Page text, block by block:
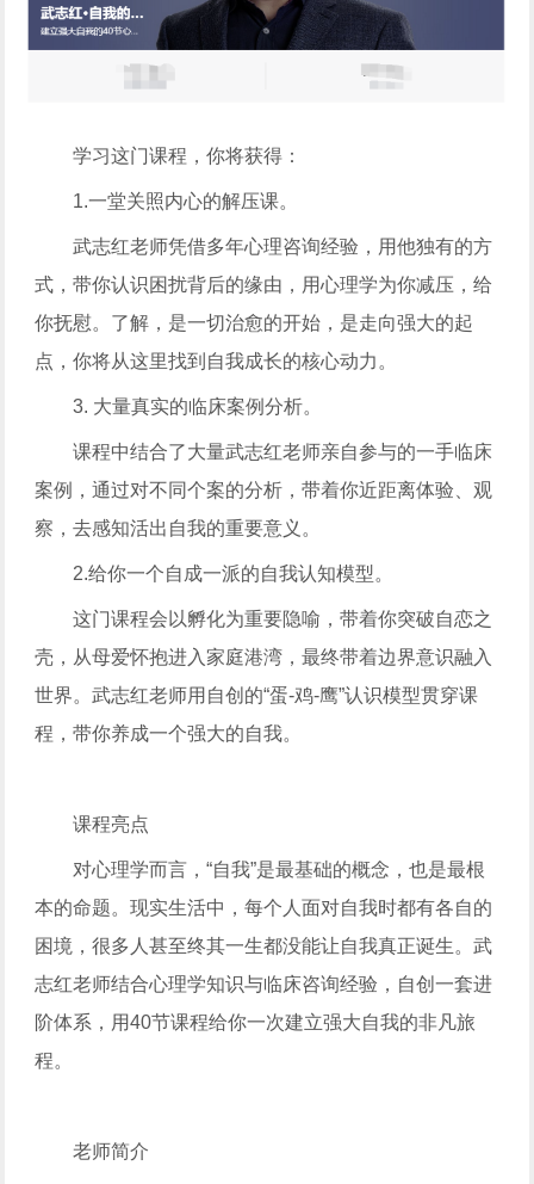
学习这门课程，你将获得：
1.一堂关照内心的解压课。
武志红老师凭借多年心理咨询经验，用他独有的方
式，带你认识困扰背后的缘由，用心理学为你减压，给
你抚慰。了解，是一切治愈的开始，是走向强大的起
点，你将从这里找到自我成长的核心动力。
3. 大量真实的临床案例分析。
课程中结合了大量武志红老师亲自参与的一手临床
案例，通过对不同个案的分析，带着你近距离体验、观
察，去感知活出自我的重要意义。
2.给你一个自成一派的自我认知模型。
这门课程会以孵化为重要隐喻，带着你突破自恋之
壳，从母爱怀抱进入家庭港湾，最终带着边界意识融入
世界。武志红老师用自创的“蛋-鸡-鹰”认识模型贯穿课
程，带你养成一个强大的自我。
课程亮点
对心理学而言，“自我”是最基础的概念，也是最根
本的命题。现实生活中，每个人面对自我时都有各自的
困境，很多人甚至终其一生都没能让自我真正诞生。武
志红老师结合心理学知识与临床咨询经验，自创一套进
阶体系，用40节课程给你一次建立强大自我的非凡旅
程。
老师简介